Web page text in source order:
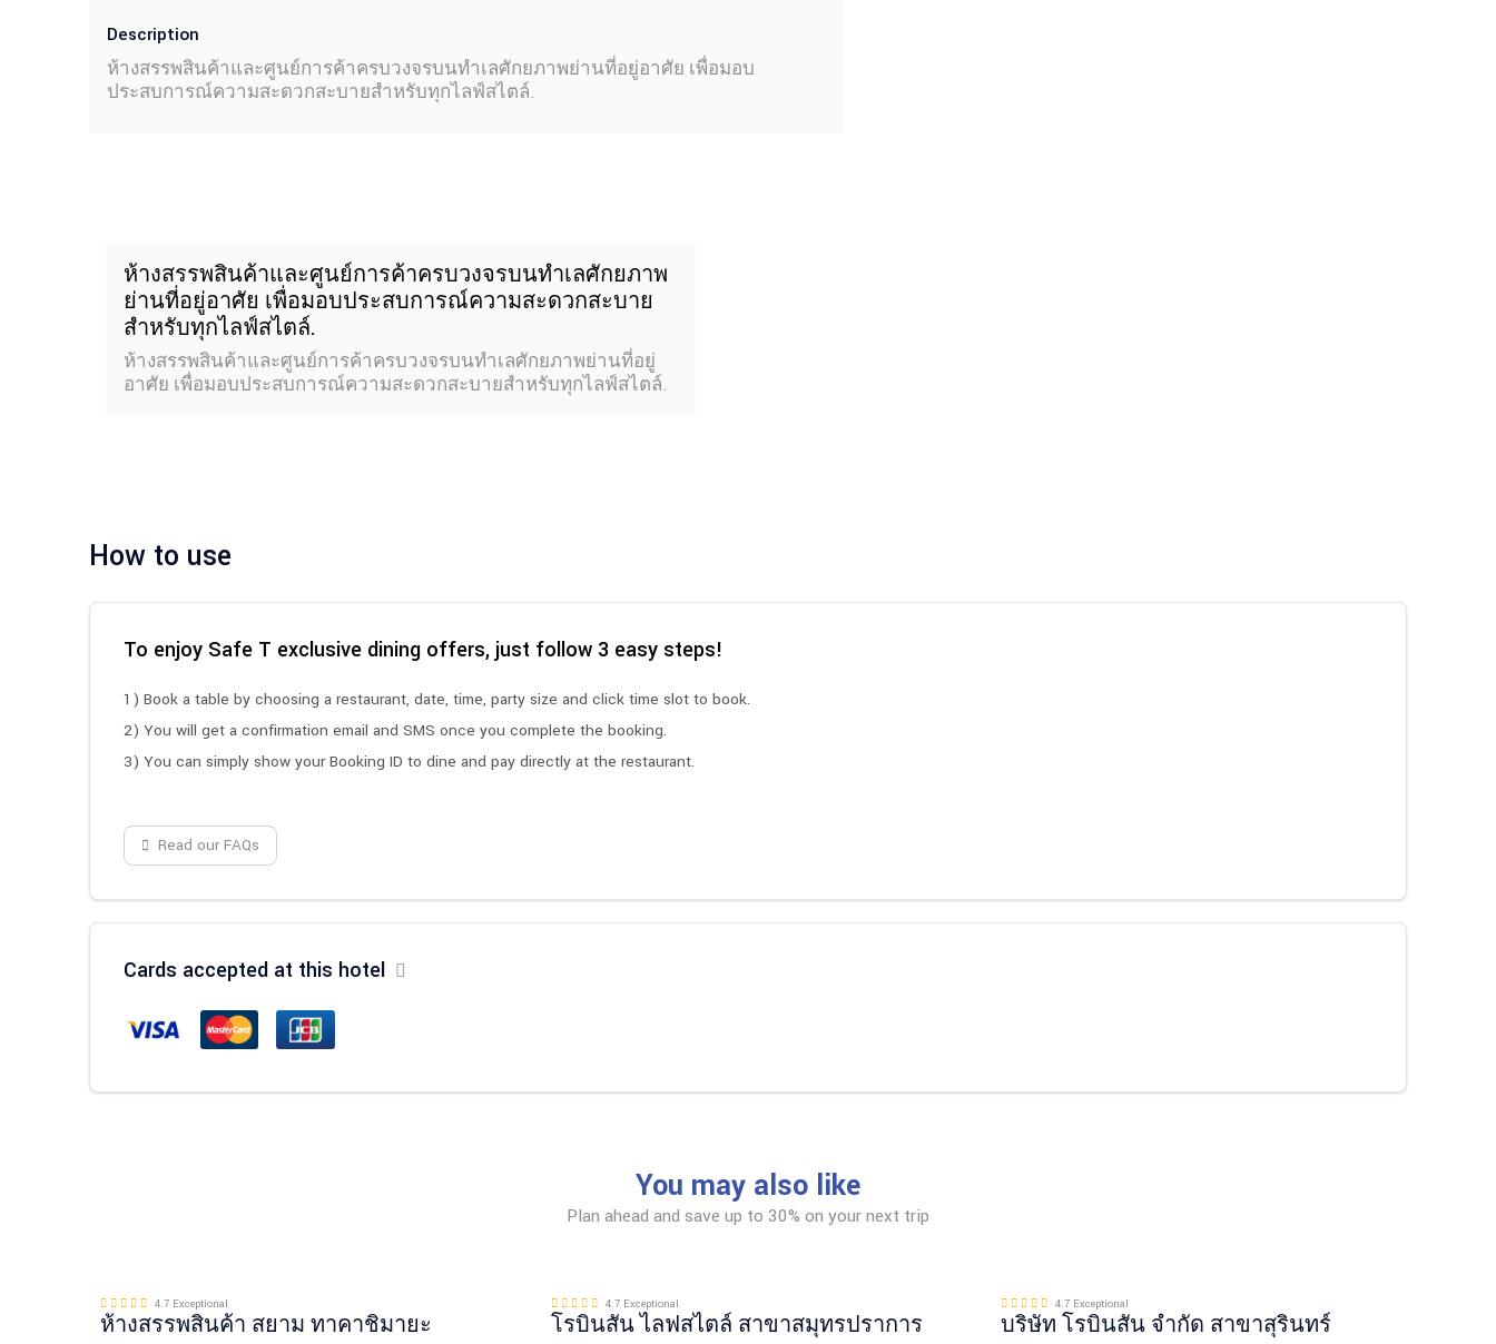
Description
ห้างสรรพสินค้าและศูนย์การค้าครบวงจรบนทำเลศักยภาพย่านที่อยู่อาศัย เพื่อมอบ
ประสบการณ์ความสะดวกสะบายสำหรับทุกไลฟ์สไตล์.
ห้างสรรพสินค้าและศูนย์การค้าครบวงจรบนทำเลศักยภาพ
ย่านที่อยู่อาศัย เพื่อมอบประสบการณ์ความสะดวกสะบาย
สำหรับทุกไลฟ์สไตล์.
ห้างสรรพสินค้าและศูนย์การค้าครบวงจรบนทำเลศักยภาพย่านที่อยู่
อาศัย เพื่อมอบประสบการณ์ความสะดวกสะบายสำหรับทุกไลฟ์สไตล์.
How to use
To enjoy Safe T exclusive dining offers, just follow 3 easy steps!
1) Book a table by choosing a restaurant, date, time, party size and click time slot to book.
2) You will get a confirmation email and SMS once you complete the booking.
3) You can simply show your Booking ID to dine and pay directly at the restaurant.
Read our FAQs
Cards accepted at this hotel
You may also like
Plan ahead and save up to 30% on your next trip
4.7 Exceptional
ห้างสรรพสินค้า สยาม ทาคาชิมายะ
4.7 Exceptional
โรบินสัน ไลฟสไตล์ สาขาสมุทรปราการ
4.7 Exceptional
บริษัท โรบินสัน จำกัด สาขาสุรินทร์